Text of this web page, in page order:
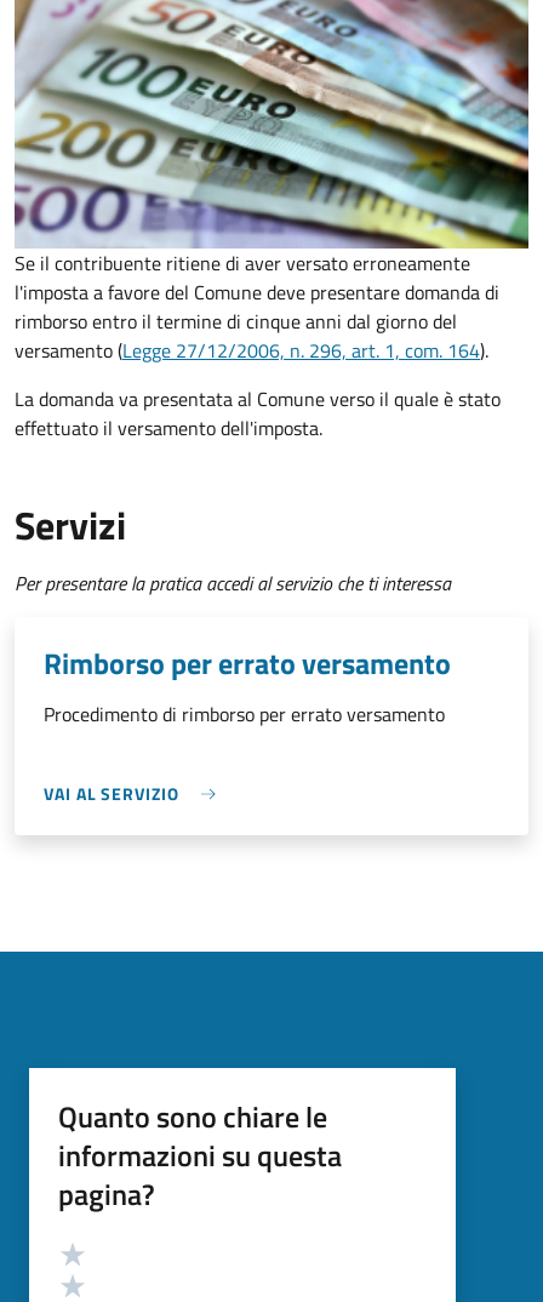
Se il contribuente ritiene di aver versato erroneamente
l'imposta a favore del Comune deve presentare domanda di
rimborso entro il termine di cinque anni dal giorno del
versamento (Legge 27/12/2006, n. 296, art. 1, com. 164).
La domanda va presentata al Comune verso il quale è stato
effettuato il versamento dell'imposta.
Servizi
Per presentare la pratica accedi al servizio che ti interessa
Rimborso per errato versamento
Procedimento di rimborso per errato versamento
VAI AL SERVIZIO
Quanto sono chiare le
informazioni su questa
pagina?
Valutazione